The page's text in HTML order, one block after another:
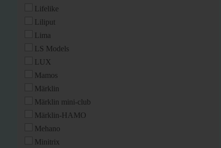
Lifelike
Liliput
Lima
LS Models
LUX
Mamos
Märklin
Märklin mini-club
Märklin-HAMO
Mehano
Minitrix